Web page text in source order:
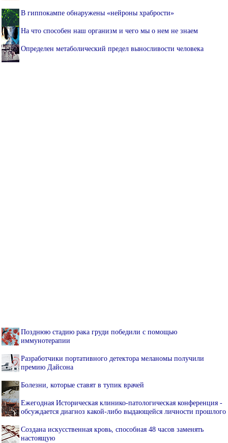
В гиппокампе обнаружены «нейроны храбрости»
На что способен наш организм и чего мы о нем не знаем
Определен метаболический предел выносливости человека
Позднюю стадию рака груди победили с помощью
иммунотерапии
Разработчики портативного детектора меланомы получили
премию Дайсона
Болезни, которые ставят в тупик врачей
Ежегодная Историческая клинико-патологическая конференция -
обсуждается диагноз какой-либо выдающейся личности прошлого
Создана искусственная кровь, способная 48 часов заменять
настоящую